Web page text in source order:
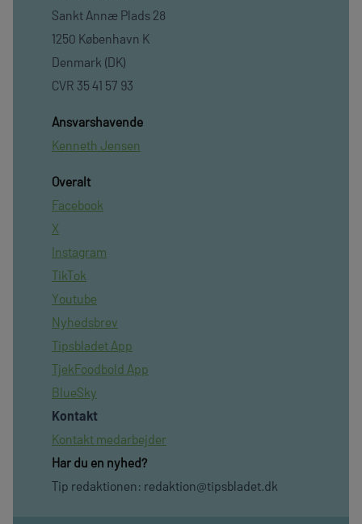
Sankt Annæ Plads 28
1250 København K
Denmark (DK)
CVR 35 41 57 93
Ansvarshavende
Kenneth Jensen
Overalt
Facebook
X
Instagram
TikTok
Youtube
Nyhedsbrev
Tipsbladet App
TjekFoodbold App
BlueSky
Kontakt
Kontakt medarbejder
Har du en nyhed?
Tip redaktionen: redaktion@tipsbladet.dk